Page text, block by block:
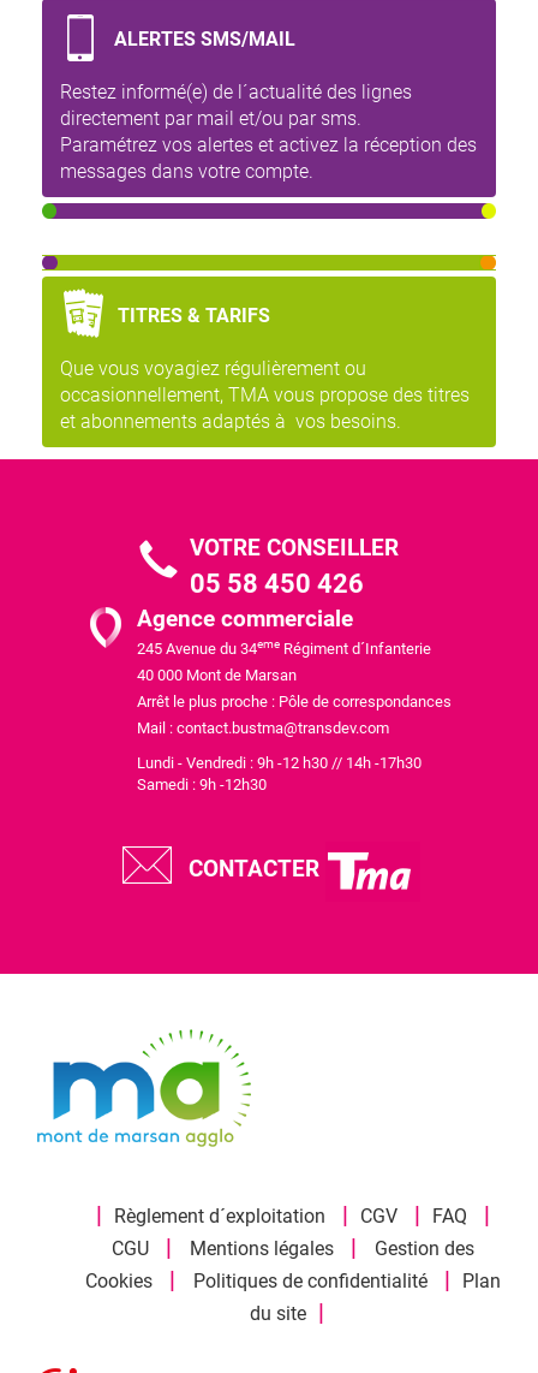
ALERTES SMS/MAIL
Restez informé(e) de l´actualité des lignes
directement par mail et/ou par sms.
Paramétrez vos alertes et activez la réception des
messages dans votre compte.
TITRES & TARIFS
Que vous voyagiez régulièrement ou
occasionnellement, TMA vous propose des titres
et abonnements adaptés à vos besoins.
VOTRE CONSEILLER
05 58 450 426
Agence commerciale
245 Avenue du 34eme Régiment d´Infanterie
40 000 Mont de Marsan
Arrêt le plus proche : Pôle de correspondances
Mail : contact.bustma@transdev.com
Lundi - Vendredi : 9h -12 h30 // 14h -17h30
Samedi : 9h -12h30
CONTACTER
| Règlement d´exploitation | CGV | FAQ |
CGU | Mentions légales |
Gestion des
Cookies
| Politiques de confidentialité |
Plan
du site |